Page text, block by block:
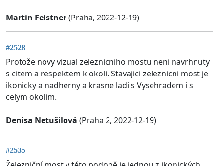
Martin Feistner(Praha, 2022-12-19)
#2528
Protože novy vizual zeleznicniho mostu neni navrhnuty
s citem a respektem k okoli. Stavajici zeleznicni most je
ikonicky a nadherny a krasne ladi s Vysehradem i s
celym okolim.
Denisa Netušilová (Praha 2, 2022-12-19)
#2535